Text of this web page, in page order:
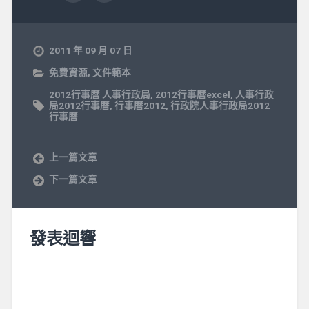
2011 年 09 月 07 日
免費資源, 文件範本
2012行事曆 人事行政局, 2012行事曆excel, 人事行政
局2012行事曆, 行事曆2012, 行政院人事行政局2012
行事曆
上一篇文章
下一篇文章
發表迴響